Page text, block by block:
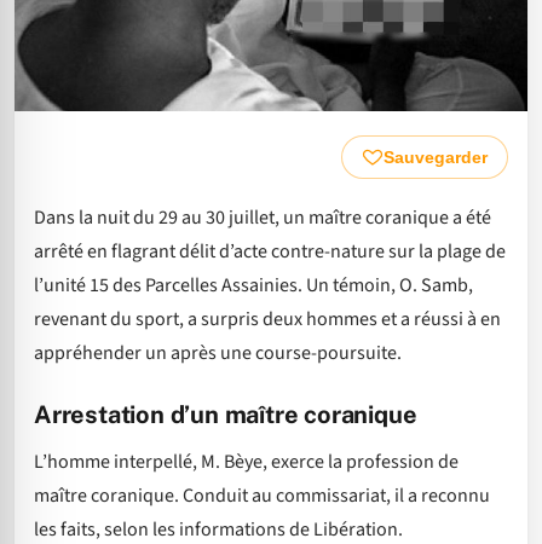
Sauvegarder
Dans la nuit du 29 au 30 juillet, un maître coranique a été
arrêté en flagrant délit d’acte contre-nature sur la plage de
l’unité 15 des Parcelles Assainies. Un témoin, O. Samb,
revenant du sport, a surpris deux hommes et a réussi à en
appréhender un après une course-poursuite.
Arrestation d’un maître coranique
L’homme interpellé, M. Bèye, exerce la profession de
maître coranique. Conduit au commissariat, il a reconnu
les faits, selon les informations de Libération.